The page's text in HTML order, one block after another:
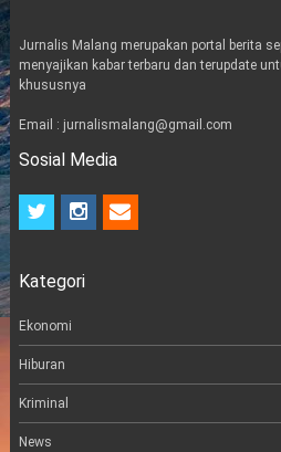
Jurnalis Malang merupakan portal berita
menyajikan kabar terbaru dan terupdate
khususnya
Email : jurnalismalang@gmail.com
Sosial Media
t
t
r
i
n
a
e
m
Kategori
Ekonomi
Hiburan
Kriminal
News